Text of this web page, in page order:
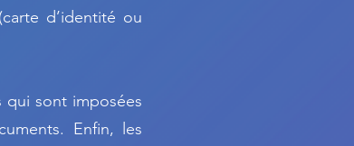
d’identité ou
qui sont imposées
Enfin, les